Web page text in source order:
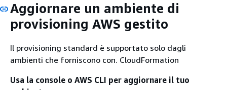
Aggiornare un ambiente di
provisioning AWS gestito
Il provisioning standard è supportato solo dagli
ambienti che forniscono con. CloudFormation
Usa la console o AWS CLI per aggiornare il tuo